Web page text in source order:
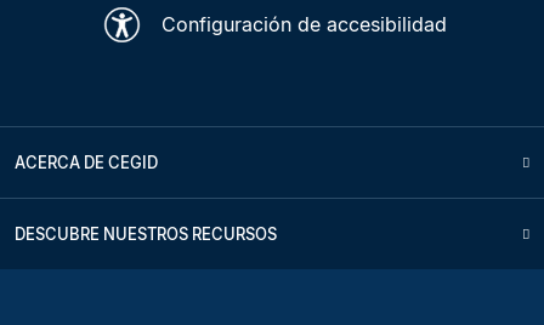
Configuración de accesibilidad
ACERCA DE CEGID
DESCUBRE NUESTROS RECURSOS